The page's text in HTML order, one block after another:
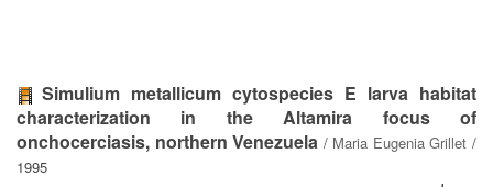
Simulium metallicum cytospecies E larva habitat
characterization in the Altamira focus of
onchocerciasis, northern Venezuela / Maria Eugenia Grillet /
1995